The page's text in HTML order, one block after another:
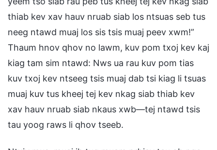
thiab kev xav hauv nruab siab los ntsuas seb tus
neeg ntawd muaj los sis tsis muaj peev xwm!”
Thaum hnov qhov no lawm, kuv pom txoj kev kaj
kiag tam sim ntawd: Nws ua rau kuv pom tias
kuv txoj kev ntseeg tsis muaj dab tsi kiag li tsuas
muaj kuv tus kheej tej kev nkag siab thiab kev
xav hauv nruab siab nkaus xwb—tej ntawd tsis
tau yoog raws li qhov tseeb.